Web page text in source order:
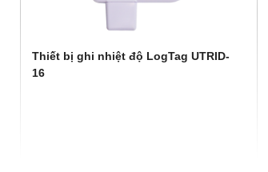
Thiết bị ghi nhiệt độ LogTag UTRID-
16